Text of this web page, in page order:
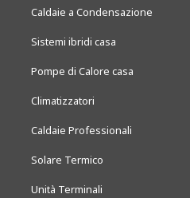
Caldaie a Condensazione
Sistemi ibridi casa
Pompe di Calore casa
Climatizzatori
Caldaie Professionali
Solare Termico
Unità Terminali